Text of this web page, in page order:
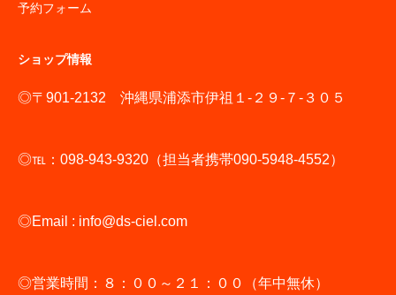
予約フォーム
ショップ情報
◎〒901-2132 沖縄県浦添市伊祖１-２９-７-３０５
◎℡：098-943-9320（担当者携帯090-5948-4552）
◎Email : info@ds-ciel.com
◎営業時間：８：００～２１：００（年中無休）